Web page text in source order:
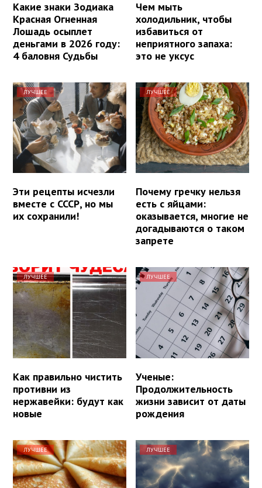
Какие знаки Зодиака
Красная Огненная
Лошадь осыплет
деньгами в 2026 году:
4 баловня Судьбы
Чем мыть
холодильник, чтобы
избавиться от
неприятного запаха:
это не уксус
ЛУЧШЕЕ
Эти рецепты исчезли
вместе с СССР, но мы
их сохранили!
ЛУЧШЕЕ
Почему гречку нельзя
есть с яйцами:
оказывается, многие не
догадываются о таком
запрете
ЛУЧШЕЕ
Как правильно чистить
противни из
нержавейки: будут как
новые
ЛУЧШЕЕ
Ученые:
Продолжительность
жизни зависит от даты
рождения
ЛУЧШЕЕ ЛУЧШЕЕ